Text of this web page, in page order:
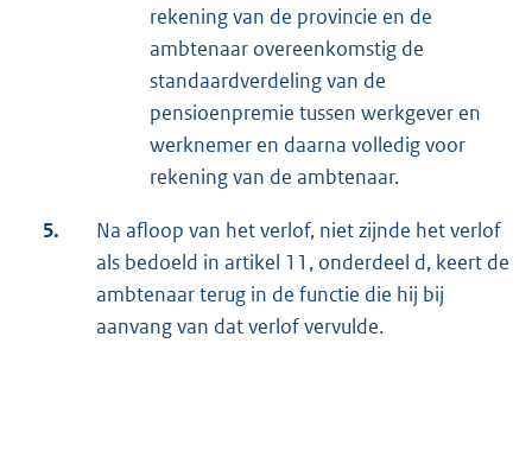
rekening van de provincie en de
ambtenaar overeenkomstig de
standaardverdeling van de
pensioenpremie tussen werkgever en
werknemer en daarna volledig voor
rekening van de ambtenaar.
5.
Na afloop van het verlof, niet zijnde het verlof
als bedoeld in artikel 11, onderdeel d, keert de
ambtenaar terug in de functie die hij bij
aanvang van dat verlof vervulde.